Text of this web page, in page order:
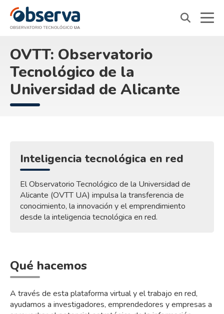
OVTT: Observatorio
Tecnológico de la
Universidad de Alicante
Inteligencia tecnológica en red
El Observatorio Tecnológico de la Universidad de
Alicante (OVTT UA) impulsa la transferencia de
conocimiento, la innovación y el emprendimiento
desde la inteligencia tecnológica en red.
Qué hacemos
A través de esta plataforma virtual y el trabajo en red,
ayudamos a investigadores, emprendedores y empresas a